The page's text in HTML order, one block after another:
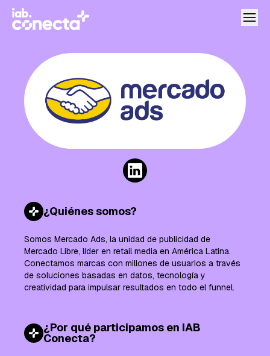
Mercado Ads
¿Quiénes somos?
Somos Mercado Ads, la unidad de publicidad de
Mercado Libre, líder en retail media en América Latina.
Conectamos marcas con millones de usuarios a través
de soluciones basadas en datos, tecnología y
creatividad para impulsar resultados en todo el funnel.
¿Por qué participamos en IAB
Conecta?